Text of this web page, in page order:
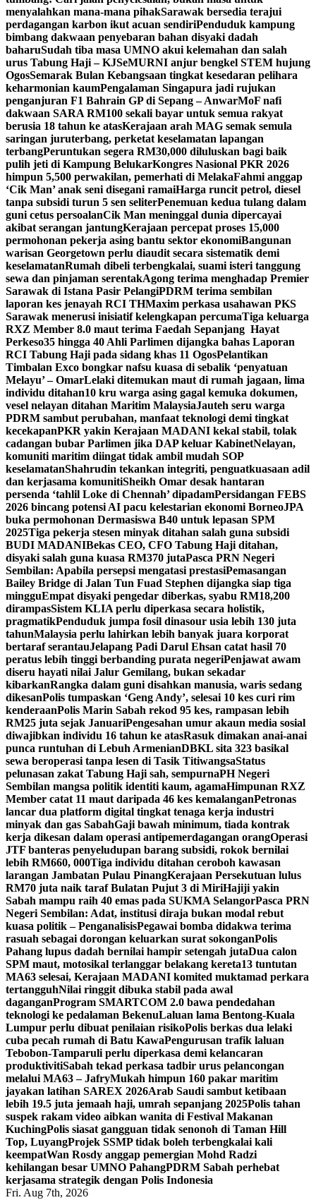
menyalahkan mana-mana pihakSarawak bersedia terajui
perdagangan karbon ikut acuan sendiriPenduduk kampung
bimbang dakwaan penyebaran bahan disyaki dadah
baharuSudah tiba masa UMNO akui kelemahan dan salah
urus Tabung Haji – KJSeMURNI anjur bengkel STEM hujung
OgosSemarak Bulan Kebangsaan tingkat kesedaran pelihara
keharmonian kaumPengalaman Singapura jadi rujukan
penganjuran F1 Bahrain GP di Sepang – AnwarMoF nafi
dakwaan SARA RM100 sekali bayar untuk semua rakyat
berusia 18 tahun ke atasKerajaan arah MAG semak semula
saringan juruterbang, perketat keselamatan lapangan
terbangPeruntukan segera RM30,000 diluluskan bagi baik
pulih jeti di Kampung BelukarKongres Nasional PKR 2026
himpun 5,500 perwakilan, pemerhati di MelakaFahmi anggap
‘Cik Man’ anak seni disegani ramaiHarga runcit petrol, diesel
tanpa subsidi turun 5 sen seliterPenemuan kedua tulang dalam
guni cetus persoalanCik Man meninggal dunia dipercayai
akibat serangan jantungKerajaan percepat proses 15,000
permohonan pekerja asing bantu sektor ekonomiBangunan
warisan Georgetown perlu diaudit secara sistematik demi
keselamatanRumah dibeli terbengkalai, suami isteri tanggung
sewa dan pinjaman serentakAgong terima menghadap Premier
Sarawak di Istana Pasir PelangiPDRM terima sembilan
laporan kes jenayah RCI THMaxim perkasa usahawan PKS
Sarawak menerusi inisiatif kelengkapan percumaTiga keluarga
RXZ Member 8.0 maut terima Faedah Sepanjang Hayat
Perkeso35 hingga 40 Ahli Parlimen dijangka bahas Laporan
RCI Tabung Haji pada sidang khas 11 OgosPelantikan
Timbalan Exco bongkar nafsu kuasa di sebalik ‘penyatuan
Melayu’ – OmarLelaki ditemukan maut di rumah jagaan, lima
individu ditahan10 kru warga asing gagal kemuka dokumen,
vesel nelayan ditahan Maritim MalaysiaJauteh seru warga
PDRM sambut perubahan, manfaat teknologi demi tingkat
kecekapanPKR yakin Kerajaan MADANI kekal stabil, tolak
cadangan bubar Parlimen jika DAP keluar KabinetNelayan,
komuniti maritim diingat tidak ambil mudah SOP
keselamatanShahrudin tekankan integriti, penguatkuasaan adil
dan kerjasama komunitiSheikh Omar desak hantaran
persenda ‘tahlil Loke di Chennah’ dipadamPersidangan FEBS
2026 bincang potensi AI pacu kelestarian ekonomi BorneoJPA
buka permohonan Dermasiswa B40 untuk lepasan SPM
2025Tiga pekerja stesen minyak ditahan salah guna subsidi
BUDI MADANIBekas CEO, CFO Tabung Haji ditahan,
disyaki salah guna kuasa RM370 jutaPasca PRN Negeri
Sembilan: Apabila persepsi mengatasi prestasiPemasangan
Bailey Bridge di Jalan Tun Fuad Stephen dijangka siap tiga
mingguEmpat disyaki pengedar diberkas, syabu RM18,200
dirampasSistem KLIA perlu diperkasa secara holistik,
pragmatikPenduduk jumpa fosil dinasour usia lebih 130 juta
tahunMalaysia perlu lahirkan lebih banyak juara korporat
bertaraf serantauJelapang Padi Darul Ehsan catat hasil 70
peratus lebih tinggi berbanding purata negeriPenjawat awam
diseru hayati nilai Jalur Gemilang, bukan sekadar
kibarkanRangka dalam guni disahkan manusia, waris sedang
dikesanPolis tumpaskan ‘Geng Andy’, selesai 10 kes curi rim
kenderaanPolis Marin Sabah rekod 95 kes, rampasan lebih
RM25 juta sejak JanuariPengesahan umur akaun media sosial
diwajibkan individu 16 tahun ke atasRasuk dimakan anai-anai
punca runtuhan di Lebuh ArmenianDBKL sita 323 basikal
sewa beroperasi tanpa lesen di Tasik TitiwangsaStatus
pelunasan zakat Tabung Haji sah, sempurnaPH Negeri
Sembilan mangsa politik identiti kaum, agamaHimpunan RXZ
Member catat 11 maut daripada 46 kes kemalanganPetronas
lancar dua platform digital tingkat tenaga kerja industri
minyak dan gas SabahGaji bawah minimum, tiada kontrak
kerja dikesan dalam operasi antipemerdagangan orangOperasi
JTF banteras penyeludupan barang subsidi, rokok bernilai
lebih RM660, 000Tiga individu ditahan ceroboh kawasan
larangan Jambatan Pulau PinangKerajaan Persekutuan lulus
RM70 juta naik taraf Bulatan Pujut 3 di MiriHajiji yakin
Sabah mampu raih 40 emas pada SUKMA SelangorPasca PRN
Negeri Sembilan: Adat, institusi diraja bukan modal rebut
kuasa politik – PenganalisisPegawai bomba didakwa terima
rasuah sebagai dorongan keluarkan surat sokonganPolis
Pahang lupus dadah bernilai hampir setengah jutaDua calon
SPM maut, motosikal terlanggar belakang kereta13 tuntutan
MA63 selesai, Kerajaan MADANI komited muktamad perkara
tertangguhNilai ringgit dibuka stabil pada awal
daganganProgram SMARTCOM 2.0 bawa pendedahan
teknologi ke pedalaman BekenuLaluan lama Bentong-Kuala
Lumpur perlu dibuat penilaian risikoPolis berkas dua lelaki
cuba pecah rumah di Batu KawaPengurusan trafik laluan
Tebobon-Tamparuli perlu diperkasa demi kelancaran
produktivitiSabah tekad perkasa tadbir urus pelancongan
melalui MA63 – JafryMukah himpun 160 pakar maritim
jayakan latihan SAREX 2026Arab Saudi sambut ketibaan
lebih 19.5 juta jemaah haji, umrah sepanjang 2025Polis tahan
suspek rakam video aibkan wanita di Festival Makanan
KuchingPolis siasat gangguan tidak senonoh di Taman Hill
Top, LuyangProjek SSMP tidak boleh terbengkalai kali
keempatWan Rosdy anggap pemergian Mohd Radzi
kehilangan besar UMNO PahangPDRM Sabah perhebat
kerjasama strategik dengan Polis Indonesia
Fri. Aug 7th, 2026